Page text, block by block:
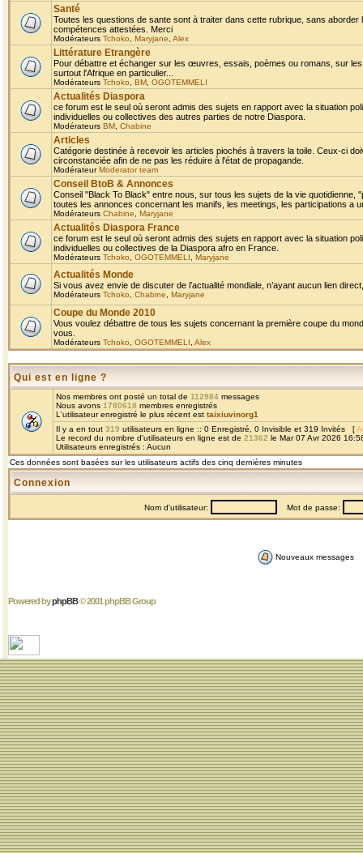
Santé
Toutes les questions de sante sont à traiter dans cette rubrique, sans
compétences attestées. Merci
Modérateurs Tchoko Maryjane Alex
Littérature Etrangère
Pour débattre et échanger sur les œuvres, essais, poèmes ou romans, sur
surtout l'Afrique en particulier...
Modérateurs Tchoko BM OGOTEMMELI
Actualités Diaspora
ce forum est le seul où seront admis des sujets en rapport avec la situation
individuelles ou collectives des autres parties de notre Diaspora.
Modérateurs BM Chabine
Articles
Catégorie destinée à recevoir les articles piochés à travers la toile. Ceux-ci
circonstanciée afin de ne pas les réduire à l'état de propagande.
ModérateurModerator team
Conseil BtoB & Annonces
Conseil "Black To Black" entre nous, sur tous les sujets de la vie
toutes les annonces concernant les manifs, les meetings, les participations a
Modérateurs Chabine Maryjane
Actualités Diaspora France
ce forum est le seul où seront admis des sujets en rapport avec la situation
individuelles ou collectives de la Diaspora afro en France.
Modérateurs Tchoko OGOTEMMELI Maryjane
Actualités Monde
Si vous avez envie de discuter de l’actualité mondiale, n’ayant aucun lien
Modérateurs Tchoko Chabine Maryjane
Coupe du Monde 2010
Vous voulez débattre de tous les sujets concernant la première coupe du
vous.
Modérateurs Tchoko OGOTEMMELI Alex
Qui est en ligne ?
Nos membres ont posté un total de 112984 messages
Nous avons 1780618 membres enregistrés
L'utilisateur enregistré le plus récent est taixiuvinorg1
Il y a en tout 319 utilisateurs en ligne :: 0 Enregistré, 0 Invisible et 319 Invités [
Le record du nombre d'utilisateurs en ligne est de 21362 le Mar 07 Avr 2026
Utilisateurs enregistrés : Aucun
Ces données sont basées sur les utilisateurs actifs des cinq dernières minutes
Connexion
Nom d'utilisateur: Mot de passe:
Nouveaux messages
Powered byphpBB© 2001 phpBB Group